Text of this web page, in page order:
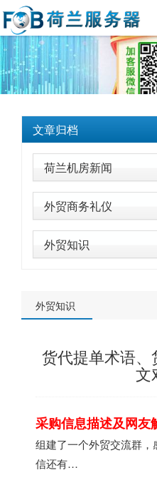
文章归档
荷兰机房新闻
外贸商务礼仪
外贸知识
外贸知识
货代提单术语
文
采购信息描述及网友
组建了一个外贸交流群
信还有…